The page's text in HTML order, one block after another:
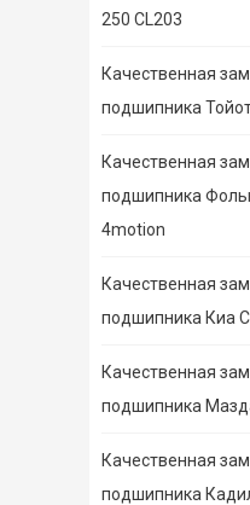
250 CL203
Качественная
подшипника
Качественная
подшипника
4motion
Качественная
подшипника Киа
Качественная
подшипника
Качественная
подшипника